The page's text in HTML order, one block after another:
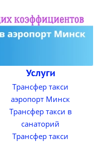
Услуги
Трансфер такси
аэропорт Минск
Трансфер такси в
санаторий
Трансфер такси